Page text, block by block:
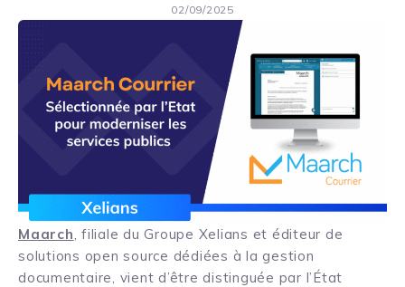
02/09/2025
Maarch, filiale du Groupe Xelians et éditeur de
solutions open source dédiées à la gestion
documentaire, vient d’être distinguée par l’État